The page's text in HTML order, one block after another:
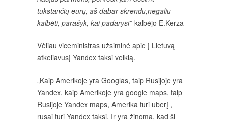
tūkstančių eurų, aš dabar skrendu,negaliu
kalbėti, parašyk, kai padarysi”-kalbėjo E.Kerza
Vėliau viceministras užsiminė apie į Lietuvą
atkeliavusį Yandex taksi veiklą.
„Kaip Amerikoje yra Googlas, taip Rusijoje yra
Yandex, kaip Amerikoje yra google maps, taip
Rusijoje Yandex maps, Amerika turi uberį ,
rusai turi Yandex taksi. Ir yra žinoma, kad ši